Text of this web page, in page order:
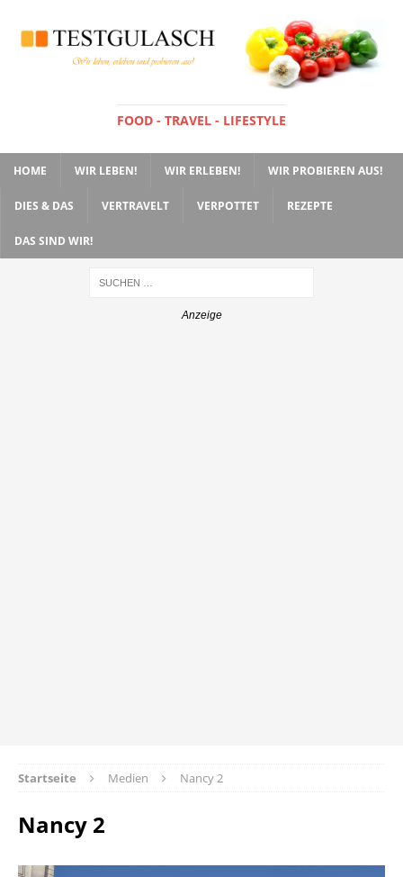
FOOD - TRAVEL - LIFESTYLE
HOME WIR LEBEN! WIR ERLEBEN! WIR PROBIEREN AUS!
DIES & DAS VERTRAVELT VERPOTTET REZEPTE
DAS SIND WIR!
Startseite Medien Nancy 2
Nancy 2